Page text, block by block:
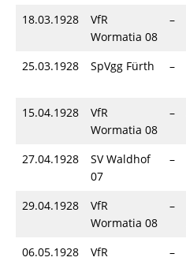
18.03.1928
VfR
Wormatia 08
–
25.03.1928
SpVgg Fürth –
15.04.1928
VfR
Wormatia 08
–
27.04.1928
SV Waldhof
07
–
29.04.1928
VfR
Wormatia 08
–
06.05.1928
VfR
–